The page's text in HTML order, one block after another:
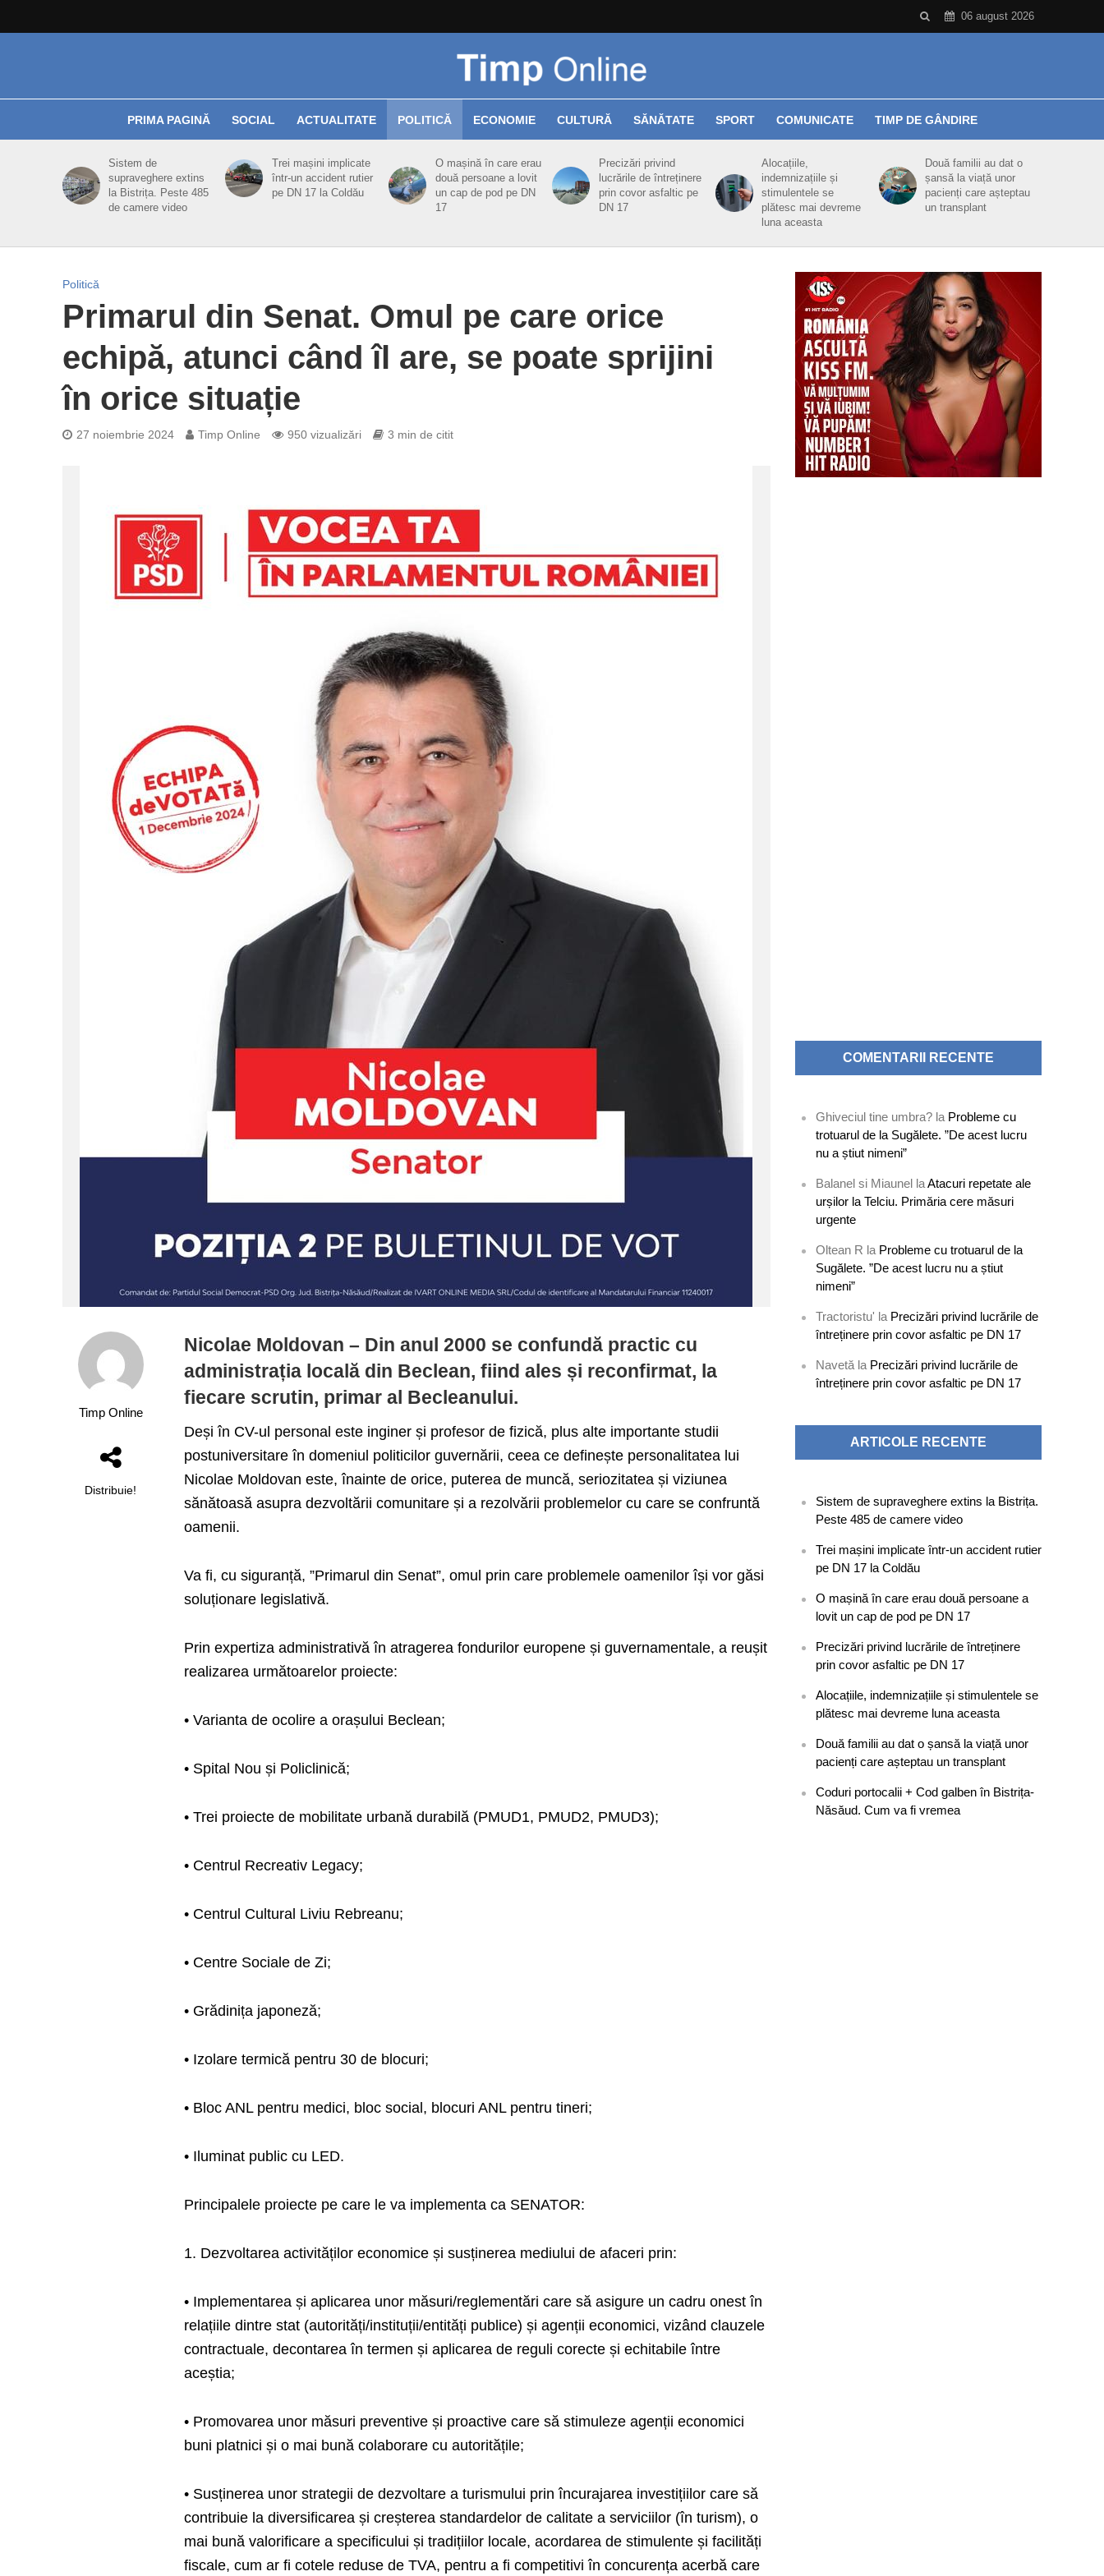
06 august 2026
PRIMA PAGINĂ SOCIAL ACTUALITATE POLITICĂ ECONOMIE CULTURĂ SĂNĂTATE SPORT COMUNICATE TIMP DE GÂNDIRE
Sistem de
supraveghere extins
la Bistrița. Peste 485
de camere video
Trei mașini implicate
într-un accident rutier
pe DN 17 la Coldău
O mașină în care erau
două persoane a lovit
un cap de pod pe DN
17
Precizări privind
lucrările de întreținere
prin covor asfaltic pe
DN 17
Alocațiile,
indemnizațiile și
stimulentele se
plătesc mai devreme
luna aceasta
Două familii au dat o
șansă la viață unor
pacienți care așteptau
un transplant
Politică
Primarul din Senat. Omul pe care orice
echipă, atunci când îl are, se poate sprijini
în orice situație
27 noiembrie 2024 Timp Online 950 vizualizări 3 min de citit
Timp Online
Distribuie!
Nicolae Moldovan – Din anul 2000 se confundă practic cu
administrația locală din Beclean, fiind ales și reconfirmat, la
fiecare scrutin, primar al Becleanului.
Deși în CV-ul personal este inginer și profesor de fizică, plus alte importante studii
postuniversitare în domeniul politicilor guvernării, ceea ce definește personalitatea lui
Nicolae Moldovan este, înainte de orice, puterea de muncă, seriozitatea și viziunea
sănătoasă asupra dezvoltării comunitare și a rezolvării problemelor cu care se confruntă
oamenii.
Va fi, cu siguranță, ”Primarul din Senat”, omul prin care problemele oamenilor își vor găsi
soluționare legislativă.
Prin expertiza administrativă în atragerea fondurilor europene și guvernamentale, a reușit
realizarea următoarelor proiecte:
• Varianta de ocolire a orașului Beclean;
• Spital Nou⁠ și Policlinică;
• Trei proiecte de mobilitate urbană durabilă (PMUD1, PMUD2, PMUD3);
• Centrul Recreativ Legacy;
• Centrul Cultural Liviu Rebreanu;
• Centre Sociale de Zi;
• Grădinița japoneză;
• Izolare termică pentru 30 de blocuri;
• Bloc ANL pentru medici, bloc social, blocuri ANL pentru tineri;
• Iluminat public cu LED.
Principalele proiecte pe care le va implementa ca SENATOR:
1. Dezvoltarea activităților economice și susținerea mediului de afaceri prin:
• Implementarea și aplicarea unor măsuri/reglementări care să asigure un cadru onest în
relațiile dintre stat (autorități/instituții/entități publice) și agenții economici, vizând clauzele
contractuale, decontarea în termen și aplicarea de reguli corecte și echitabile între
aceștia;
• Promovarea unor măsuri preventive și proactive care să stimuleze agenții economici
buni platnici și o mai bună colaborare cu autoritățile;
• Susținerea unor strategii de dezvoltare a turismului prin încurajarea investițiilor care să
contribuie la diversificarea și creșterea standardelor de calitate a serviciilor (în turism), o
mai bună valorificare a specificului și tradițiilor locale, acordarea de stimulente și facilități
fiscale, cum ar fi cotele reduse de TVA, pentru a fi competitivi în concurența acerbă care
COMENTARII RECENTE
Ghiveciul tine umbra? la Probleme cu
trotuarul de la Sugălete. ”De acest lucru
nu a știut nimeni”
Balanel si Miaunel laAtacuri repetate ale
urșilor la Telciu. Primăria cere măsuri
urgente
Oltean R la Probleme cu trotuarul de la
Sugălete. ”De acest lucru nu a știut
nimeni”
Tractoristu' la Precizări privind lucrările de
întreținere prin covor asfaltic pe DN 17
Navetă la Precizări privind lucrările de
întreținere prin covor asfaltic pe DN 17
ARTICOLE RECENTE
Sistem de supraveghere extins la Bistrița.
Peste 485 de camere video
Trei mașini implicate într-un accident rutier
pe DN 17 la Coldău
O mașină în care erau două persoane a
lovit un cap de pod pe DN 17
Precizări privind lucrările de întreținere
prin covor asfaltic pe DN 17
Alocațiile, indemnizațiile și stimulentele se
plătesc mai devreme luna aceasta
Două familii au dat o șansă la viață unor
pacienți care așteptau un transplant
Coduri portocalii + Cod galben în Bistrița-
Năsăud. Cum va fi vremea